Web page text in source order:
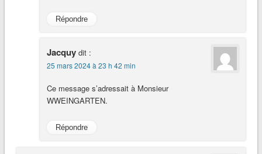
Répondre
Jacquy dit :
25 mars 2024 à 23 h 42 min
Ce message s’adressait à Monsieur
WWEINGARTEN.
Répondre